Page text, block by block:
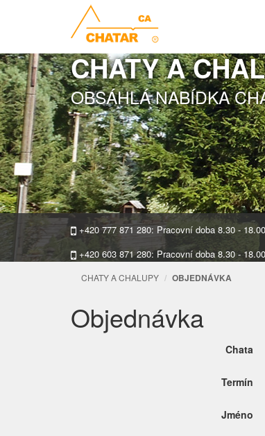
CHATY A
OBSÁHLÁ NABÍDKA
+420 777 871 280: Pracovní doba 8.30 -
+420 603 871 280: Pracovní doba 8.30 -
CHATY A CHALUPY OBJEDNÁVKA
Objednávka
Chata
Termín
Jméno